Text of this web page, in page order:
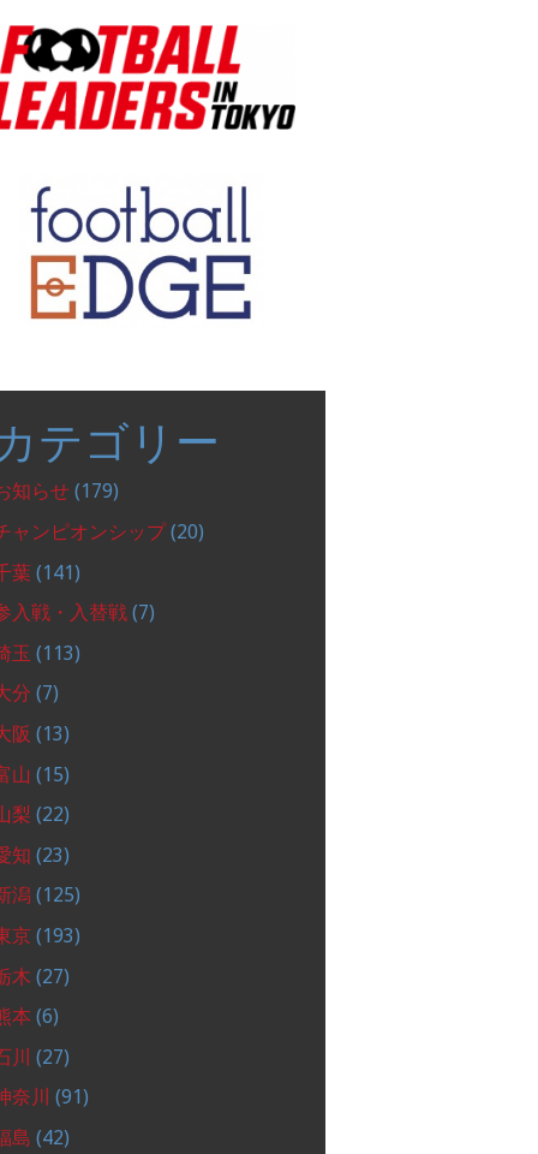
テゴリー
知らせ (179)
ャンピオンシップ(20)
葉 (141)
入戦・入替戦 (7)
玉 (113)
分 (7)
阪 (13)
山 (15)
梨 (22)
知 (23)
潟 (125)
京 (193)
木 (27)
本 (6)
川 (27)
奈川 (91)
島 (42)